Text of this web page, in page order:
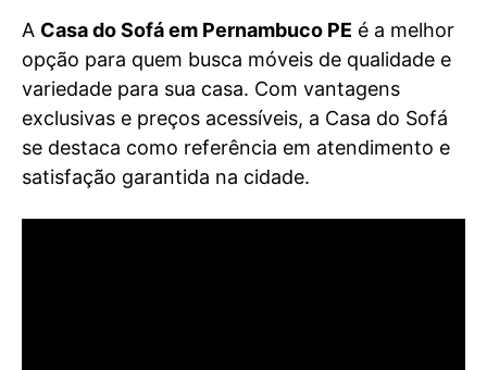
A Casa do Sofá em Pernambuco PE é a melhor
opção para quem busca móveis de qualidade e
variedade para sua casa. Com vantagens
exclusivas e preços acessíveis, a Casa do Sofá
se destaca como referência em atendimento e
satisfação garantida na cidade.